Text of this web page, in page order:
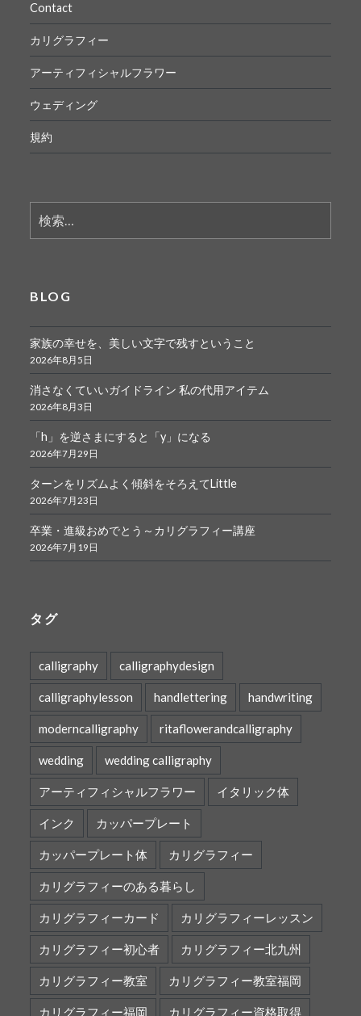
Contact
カリグラフィー
アーティフィシャルフラワー
ウェディング
規約
索:
BLOG
家族の幸せを、美しい文字で残すということ
2026年8月5日
消さなくていいガイドライン 私の代用アイテム
2026年8月3日
「h」を逆さまにすると「y」になる
2026年7月29日
ターンをリズムよく傾斜をそろえてLittle
2026年7月23日
卒業・進級おめでとう～カリグラフィー講座
2026年7月19日
タグ
calligraphy calligraphydesign
calligraphylesson handlettering handwriting
moderncalligraphy ritaflowerandcalligraphy
wedding wedding calligraphy
アーティフィシャルフラワー イタリック体
インク カッパープレート
カッパープレート体 カリグラフィー
カリグラフィーのある暮らし
カリグラフィーカード カリグラフィーレッスン
カリグラフィー初心者 カリグラフィー北九州
カリグラフィー教室 カリグラフィー教室福岡
カリグラフィー福岡 カリグラフィー資格取得